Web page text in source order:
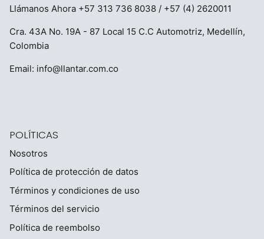
Llámanos Ahora +57 313 736 8038 / +57 (4) 2620011
Cra. 43A No. 19A - 87 Local 15 C.C Automotriz, Medellín,
Colombia
Email: info@llantar.com.co
POLÍTICAS
Nosotros
Política de protección de datos
Términos y condiciones de uso
Términos del servicio
Política de reembolso